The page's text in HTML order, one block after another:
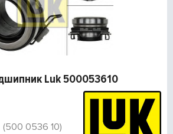
Luk 500053610
(500 0536 10)